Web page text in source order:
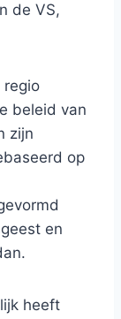
de VS,
regio
beleid van
zijn
op
en
heeft